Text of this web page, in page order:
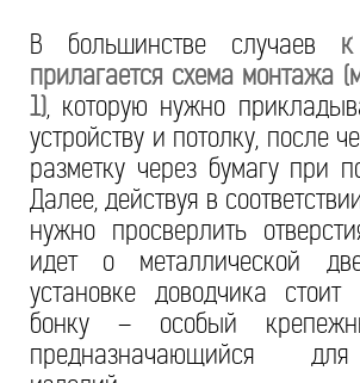
В большинстве случаев
прилагается схема монтажа
1), которую нужно
устройству и потолку, после
разметку через бумагу при
Далее, действуя в
нужно просверлить
идет о металлической
установке доводчика стоит
бонку – особый
предназначающийся